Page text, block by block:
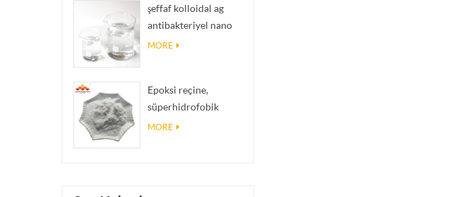
şeffaf kolloidal ag
antibakteriyel nano
gümüş kolloid
MORE
Epoksi reçine,
süperhidrofobik
kaplama nano silika
MORE